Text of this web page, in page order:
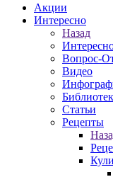
Акции
Интересно
Назад
Вопрос-
Видео
Статьи
Рецепты